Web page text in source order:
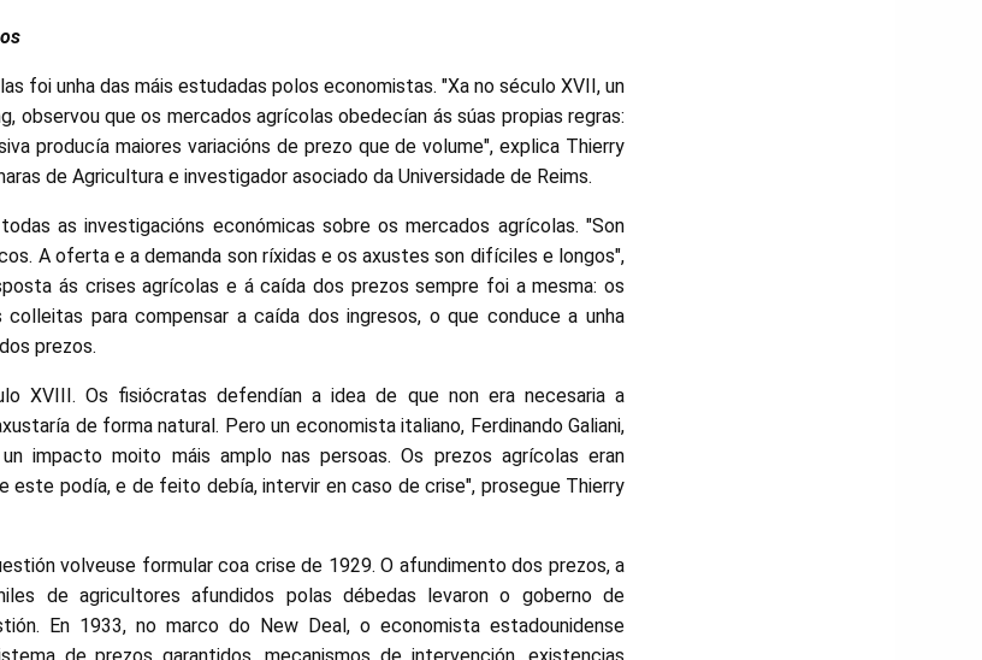
foi unha das máis estudadas polos economistas. "Xa no século XVII, un
observou que os mercados agrícolas obedecían ás súas propias regras:
producía maiores variacións de prezo que de volume", explica Thierry
de Agricultura e investigador asociado da Universidade de Reims.
as investigacións económicas sobre os mercados agrícolas. "Son
A oferta e a demanda son ríxidas e os axustes son difíciles e longos",
ás crises agrícolas e á caída dos prezos sempre foi a mesma: os
para compensar a caída dos ingresos, o que conduce a unha
prezos.
XVIII. Os fisiócratas defendían a idea de que non era necesaria a
de forma natural. Pero un economista italiano, Ferdinando Galiani,
impacto moito máis amplo nas persoas. Os prezos agrícolas eran
este podía, e de feito debía, intervir en caso de crise", prosegue Thierry
volveuse formular coa crise de 1929. O afundimento dos prezos, a
de agricultores afundidos polas débedas levaron o goberno de
En 1933, no marco do New Deal, o economista estadounidense